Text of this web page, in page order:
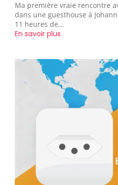
Ma première vraie rencontre
dans une guesthouse à
11 heures de...
En savoir plus